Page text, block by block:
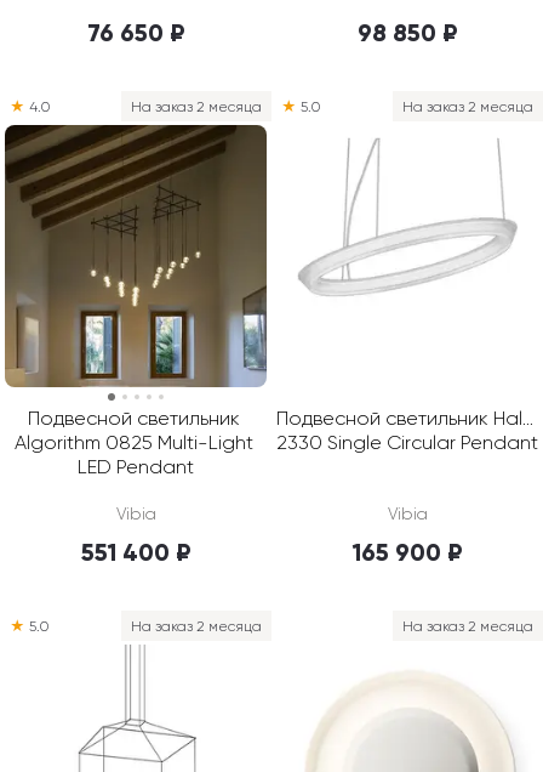
76 650 ₽ 98 850 ₽
Подвесной светильник
Algorithm 0825 Multi-Light
LED Pendant
Vibia
551 400 ₽
На заказ 2 месяца
★ 4.0
Подвесной светильник Halo
2330 Single Circular Pendant
Vibia
165 900 ₽
На заказ 2 месяца
★ 5.0
На заказ 2 месяца
★ 5.0 На заказ 2 месяца